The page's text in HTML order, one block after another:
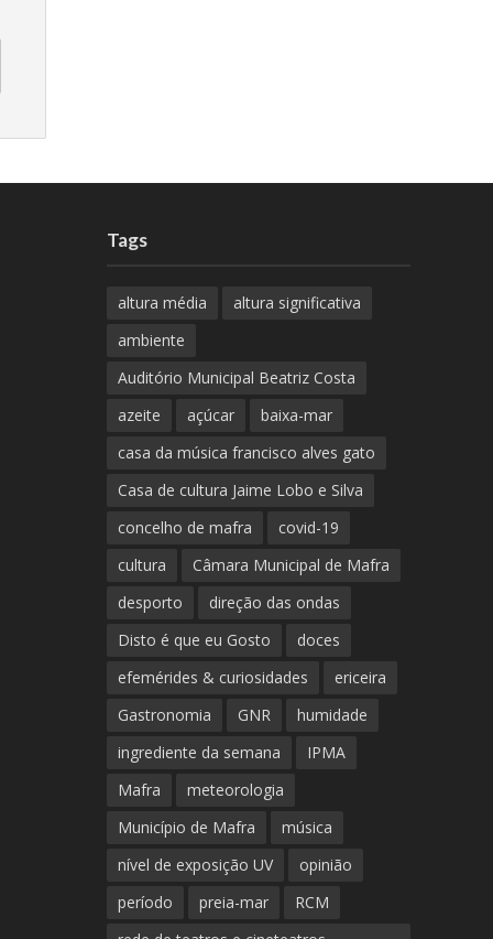
Tags
altura média
altura significativa
ambiente
Auditório Municipal Beatriz Costa
azeite
açúcar
baixa-mar
casa da música francisco alves gato
Casa de cultura Jaime Lobo e Silva
concelho de mafra
covid-19
cultura
Câmara Municipal de Mafra
desporto
direção das ondas
Disto é que eu Gosto
doces
efemérides & curiosidades
ericeira
Gastronomia
GNR
humidade
ingrediente da semana
IPMA
Mafra
meteorologia
Município de Mafra
música
nível de exposição UV
opinião
período
preia-mar
RCM